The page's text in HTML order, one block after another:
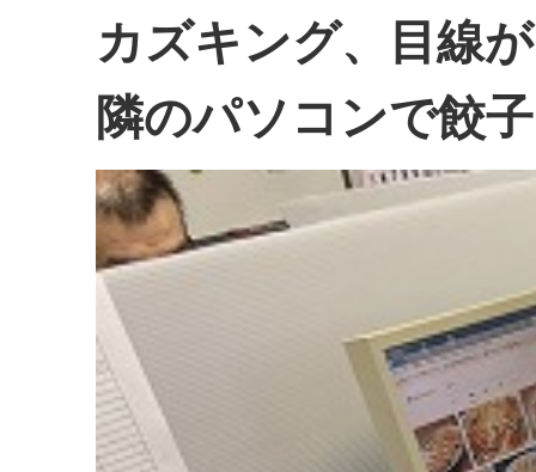
カズキング、目線
隣のパソコンで餃